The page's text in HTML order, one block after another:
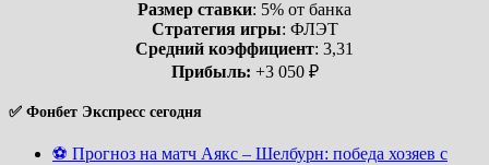
Размер ставки: 5% от банка
Стратегия игры: ФЛЭТ
Средний коэффициент: 3,31
Прибыль: +3 050 ₽
✅ Фонбет Экспресс сегодня
⚽ Прогноз на матч Аякс – Шелбурн: победа хозяев с